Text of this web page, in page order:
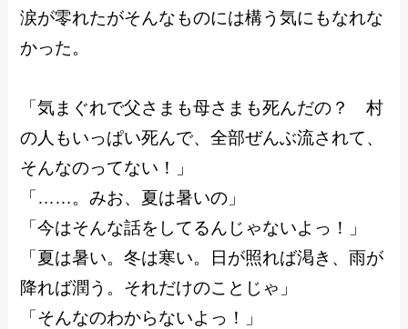
涙が零れたがそんなものには構う気にもなれな
かった。
「気まぐれで父さまも母さまも死んだの？ 村
の人もいっぱい死んで、全部ぜんぶ流されて、
そんなのってない！」
「……。みお、夏は暑いの」
「今はそんな話をしてるんじゃないよっ！」
「夏は暑い。冬は寒い。日が照れば渇き、雨が
降れば潤う。それだけのことじゃ」
「そんなのわからないよっ！」